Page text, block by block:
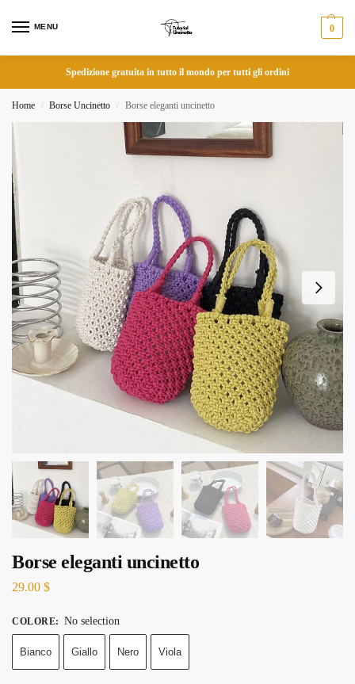
MENU 0
Spedizione gratuita in tutto il mondo per tutti gli ordini
Home / Borse Uncinetto / Borse eleganti uncinetto
Borse eleganti uncinetto
29.00 $
COLORE: No selection
Bianco Giallo Nero Viola